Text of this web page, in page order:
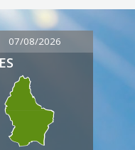
07/08/2026